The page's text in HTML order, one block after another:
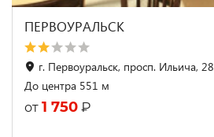
ПЕРВОУРАЛЬСК
г. Первоуральск, просп. Ильича, 28
До центра 551 м
от 1 750 ₽